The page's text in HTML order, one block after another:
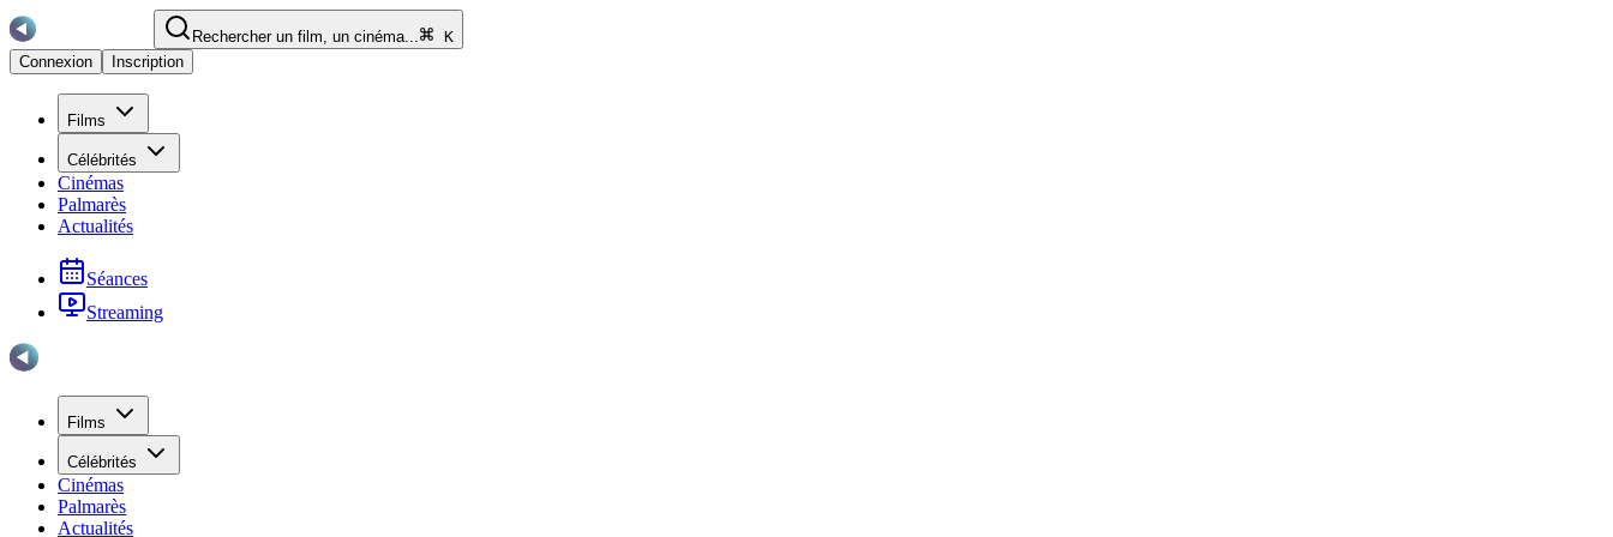
Rechercher un film, un cinéma...
K
Connexion
Inscription
Films
Célébrités
Cinémas
Palmarès
Actualités
Séances
Streaming
Films
Célébrités
Cinémas
Palmarès
Actualités